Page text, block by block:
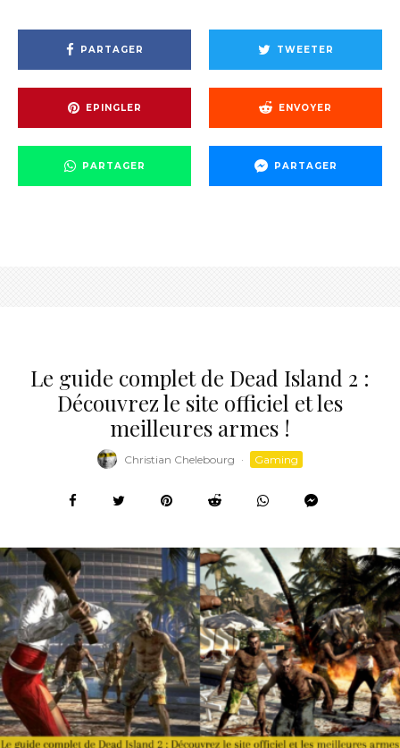
PARTAGER TWEETER
EPINGLER ENVOYER
PARTAGER PARTAGER
Le guide complet de Dead Island 2 :
Découvrez le site officiel et les
meilleures armes !
Christian Chelebourg · Gaming